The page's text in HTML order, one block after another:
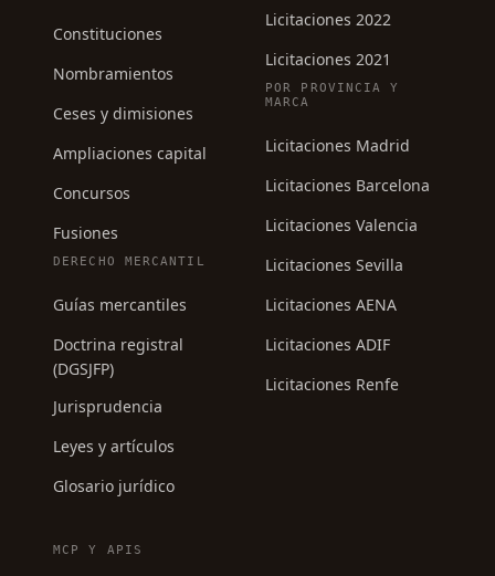
Constituciones
Nombramientos
Ceses y dimisiones
Ampliaciones capital
Concursos
Fusiones
DERECHO MERCANTIL
Guías mercantiles
Doctrina registral
(DGSJFP)
Jurisprudencia
Leyes y artículos
Glosario jurídico
Licitaciones 2022
Licitaciones 2021
POR PROVINCIA Y
MARCA
Licitaciones Madrid
Licitaciones Barcelona
Licitaciones Valencia
Licitaciones Sevilla
Licitaciones AENA
Licitaciones ADIF
Licitaciones Renfe
MCP Y APIS